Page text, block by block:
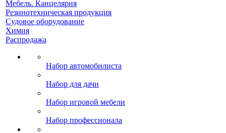
Мебель. Канцелярия
Резинотехническая продукция
Судовое оборудование
Химия
Распродажа
Набор автомобилиста
Набор для дачи
Набор игровой мебели
Набор профессионала